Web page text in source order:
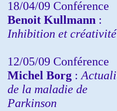
18/04/09 Conférence
Benoit Kullmann :
Inhibition et créativité
12/05/09 Conférence
Michel Borg :
de la maladie de
Parkinson